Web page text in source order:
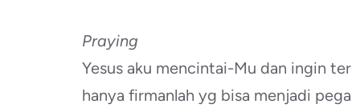
Praying
Yesus aku mencintai-Mu dan ingin
hanya firmanlah yg bisa menjadi